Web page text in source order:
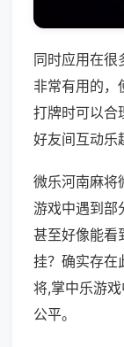
同时应用在很
非常有用的，
打牌时可以合
好友间互动乐
微乐河南麻将
游戏中遇到部
甚至好像能看
挂？确实存在
将,掌中乐游
公平。